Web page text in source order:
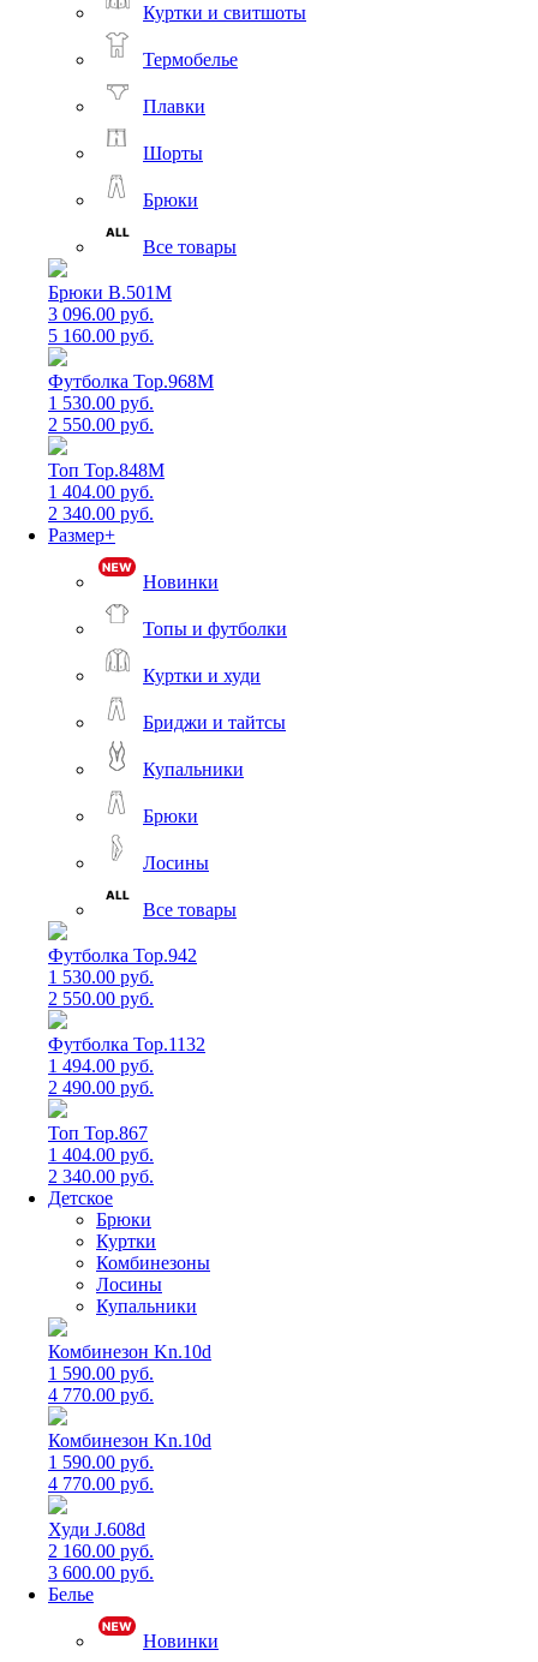
Куртки и свитшоты
Термобелье
Плавки
Шорты
Брюки
Все товары
Брюки B.501M
3 096.00 руб.
5 160.00 руб.
Футболка Top.968M
1 530.00 руб.
2 550.00 руб.
Топ Top.848M
1 404.00 руб.
2 340.00 руб.
Размер+
Новинки
Топы и футболки
Куртки и худи
Бриджи и тайтсы
Купальники
Брюки
Лосины
Все товары
Футболка Top.942
1 530.00 руб.
2 550.00 руб.
Футболка Top.1132
1 494.00 руб.
2 490.00 руб.
Топ Top.867
1 404.00 руб.
2 340.00 руб.
Детское
Брюки
Куртки
Комбинезоны
Лосины
Купальники
Комбинезон Kn.10d
1 590.00 руб.
4 770.00 руб.
Комбинезон Kn.10d
1 590.00 руб.
4 770.00 руб.
Худи J.608d
2 160.00 руб.
3 600.00 руб.
Белье
Новинки